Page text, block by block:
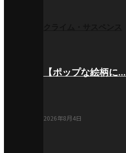
【ポップな絵柄に…
2026年8月4日